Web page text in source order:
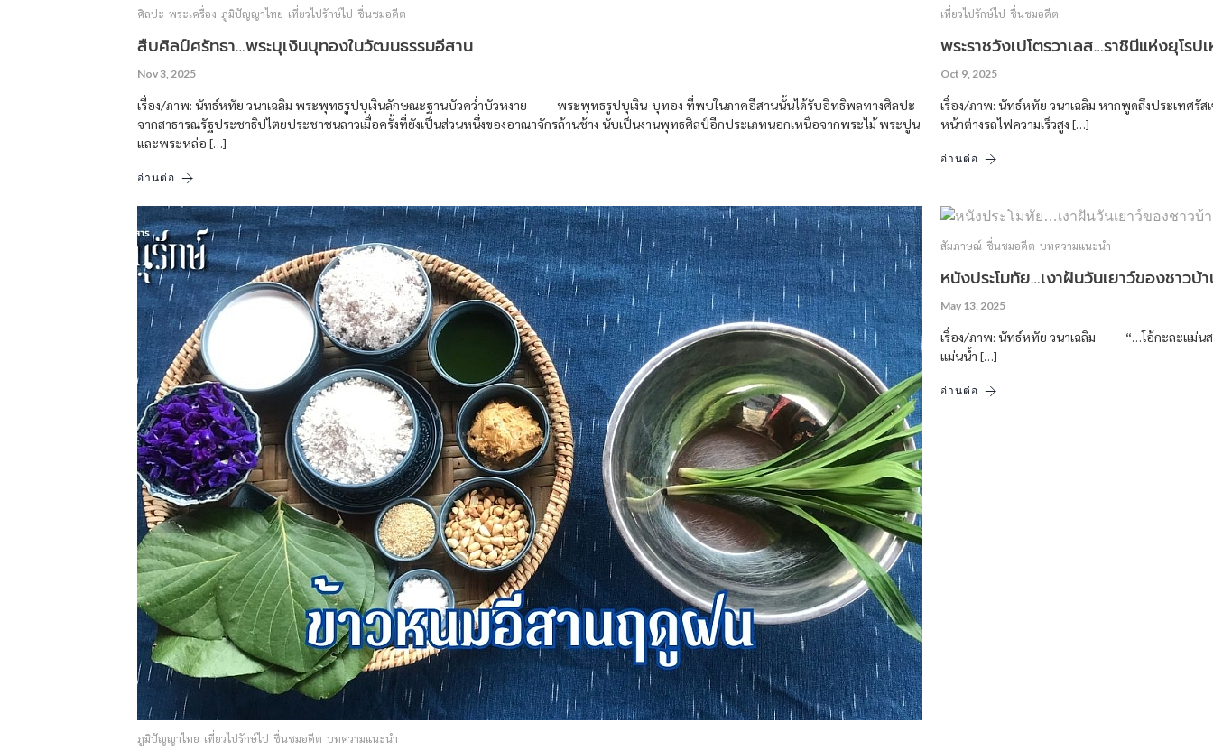
ศิลปะ พระเครื่อง ภูมิปัญญาไทย เที่ยวไปรักษ์ไป ชื่นชมอดีต
สืบศิลป์ศรัทธา…พระบุเงินบุทองในวัฒนธรรมอีสาน
Nov 3, 2025
เรื่อง/ภาพ: นัทธ์หทัย วนาเฉลิม พระพุทธรูปบุเงินลักษณะฐานบัวคว่ำบัวหงาย พระพุทธรูปบุเงิน-บุทอง ที่พบในภาคอีสานนั้นได้รับอิทธิพลทางศิลปะ
จากสาธารณรัฐประชาธิปไตยประชาชนลาวเมื่อครั้งที่ยังเป็นส่วนหนึ่งของอาณาจักรล้านช้าง นับเป็นงานพุทธศิลป์อีกประเภทนอกเหนือจากพระไม้ พระปูน
และพระหล่อ […]
อ่านต่อ
เที่ยวไปรักษ์ไป ชื่นชมอดีต
พระราชวังเปโตรวาเลส…ราชินีแห่งยุโรป
Oct 9, 2025
เรื่อง/ภาพ: นัทธ์หทัย วนาเฉลิม หากพูดถึงประเทศ
หน้าต่างรถไฟความเร็วสูง […]
อ่านต่อ
ภูมิปัญญาไทย เที่ยวไปรักษ์ไป ชื่นชมอดีต บทความแนะนำ
สัมภาษณ์ ชื่นชมอดีต บทความแนะนำ
หนังประโมทัย…เงาฝันวันเยาว์ของชาวบ้
May 13, 2025
เรื่อง/ภาพ: นัทธ์หทัย วนาเฉลิม “…โอ้กะละ
แม่นน้ำ […]
อ่านต่อ